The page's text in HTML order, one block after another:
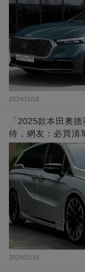
2024/11/18
「2025款本田奧
待，網友：必買清
2024/11/18